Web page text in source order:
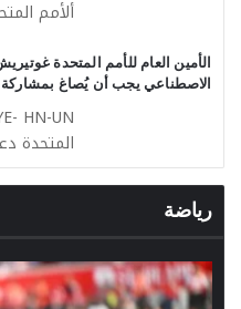
ألأمم
الأمين العام للأمم المتحدة
الاصطناعي يجب أن يُصاغ بمشاركة
المتحدة
رياضة